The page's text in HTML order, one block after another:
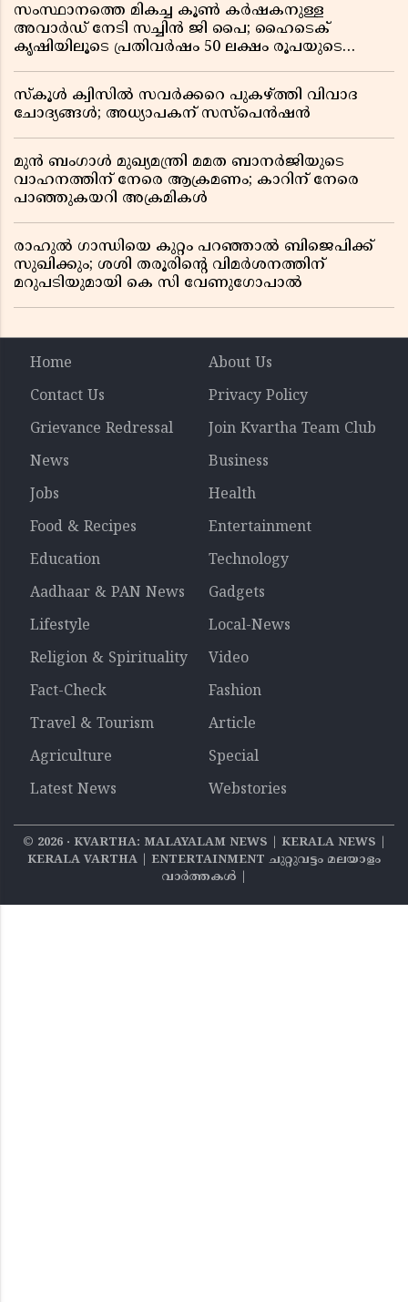
സംസ്ഥാനത്തെ മികച്ച കൂൺ കർഷകനുള്ള
അവാർഡ് നേടി സച്ചിൻ ജി പൈ; ഹൈടെക്
കൃഷിയിലൂടെ പ്രതിവർഷം 50 ലക്ഷം രൂപയുടെ
സ്കൂൾ ക്വിസിൽ സവർക്കറെ പുകഴ്ത്തി വിവാദ
ചോദ്യങ്ങൾ; അധ്യാപകന് സസ്പെൻഷൻ
മുൻ ബംഗാൾ മുഖ്യമന്ത്രി മമത ബാനർജിയുടെ
വാഹനത്തിന് നേരെ ആക്രമണം; കാറിന് നേരെ
പാഞ്ഞുകയറി അക്രമികൾ
രാഹുൽ ഗാന്ധിയെ കുറ്റം പറഞ്ഞാൽ ബിജെപിക്ക്
സുഖിക്കും; ശശി തരൂരിന്റെ വിമർശനത്തിന്
മറുപടിയുമായി കെ സി വേണുഗോപാൽ
Home
About Us
Contact Us
Privacy Policy
Grievance Redressal
Join Kvartha Team Club
News
Business
Jobs
Health
Food & Recipes
Entertainment
Education
Technology
Aadhaar & PAN News
Gadgets
Lifestyle
Local-News
Religion & Spirituality
Video
Fact-Check
Fashion
Travel & Tourism
Article
Agriculture
Special
Latest News
Webstories
© 2026‧ KVARTHA: MALAYALAM NEWS | KERALA NEWS |
KERALA VARTHA | ENTERTAINMENT ചുറ്റുവട്ടം മലയാളം
വാര്‍ത്തകൾ |